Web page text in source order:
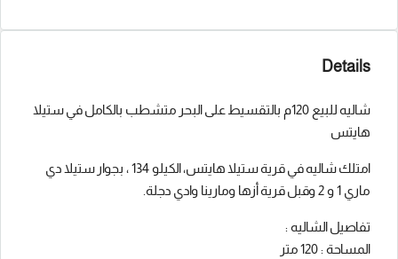
Details
شاليه للبيع 120م بالتقسيط على البحر متشطب بالكامل في ستيلا
هايتس
امتلك شاليه في قرية ستيلا هايتس، الكيلو 134 ، بجوار ستيلا دي
ماري 1 و 2 وقبل قرية أزها ومارينا وادي دجلة.
تفاصيل الشاليه :
المساحة : 120 متر